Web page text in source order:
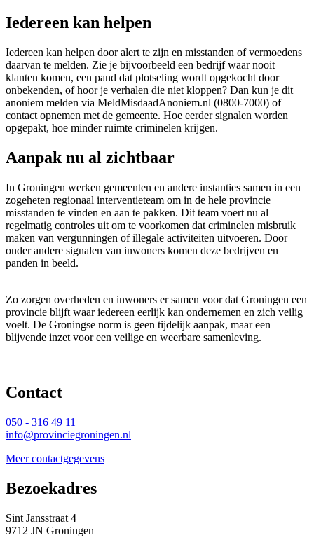
Iedereen kan helpen
Iedereen kan helpen door alert te zijn en misstanden of vermoedens
daarvan te melden. Zie je bijvoorbeeld een bedrijf waar nooit
klanten komen, een pand dat plotseling wordt opgekocht door
onbekenden, of hoor je verhalen die niet kloppen? Dan kun je dit
anoniem melden via MeldMisdaadAnoniem.nl (0800-7000) of
contact opnemen met de gemeente. Hoe eerder signalen worden
opgepakt, hoe minder ruimte criminelen krijgen.
Aanpak nu al zichtbaar
In Groningen werken gemeenten en andere instanties samen in een
zogeheten regionaal interventieteam om in de hele provincie
misstanden te vinden en aan te pakken. Dit team voert nu al
regelmatig controles uit om te voorkomen dat criminelen misbruik
maken van vergunningen of illegale activiteiten uitvoeren. Door
onder andere signalen van inwoners komen deze bedrijven en
panden in beeld.
Zo zorgen overheden en inwoners er samen voor dat Groningen een
provincie blijft waar iedereen eerlijk kan ondernemen en zich veilig
voelt. De Groningse norm is geen tijdelijk aanpak, maar een
blijvende inzet voor een veilige en weerbare samenleving.
Contact
050 - 316 49 11
info@provinciegroningen.nl
Meer contactgegevens
Bezoekadres
Sint Jansstraat 4
9712 JN Groningen